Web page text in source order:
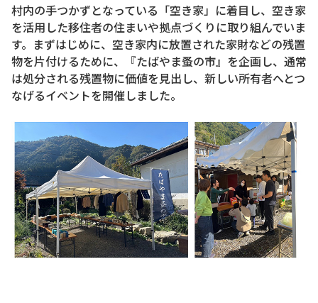
村内の手つかずとなっている「空き家」に着目し、空き家
を活用した移住者の住まいや拠点づくりに取り組んでいま
す。まずはじめに、空き家内に放置された家財などの残置
物を片付けるために、『たばやま蚤の市』を企画し、通常
は処分される残置物に価値を見出し、新しい所有者へとつ
なげるイベントを開催しました。